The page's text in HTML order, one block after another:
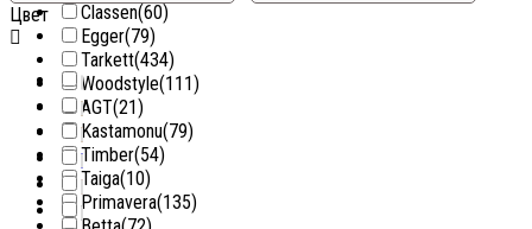
Classen(60)
Egger(79)
Tarkett(434)
Woodstyle(111)
AGT(21)
Kastamonu(79)
Timber(54)
Taiga(10)
Primavera(135)
Цвет